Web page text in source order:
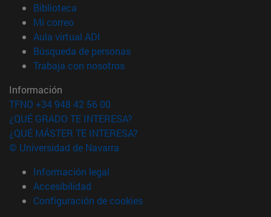
Biblioteca
Mi correo(abre en nueva ventana)
Aula virtual ADI
Búsqueda de personas(abre en nueva ventana)
Trabaja con nosotros(abre en nueva ventana)
Información
TFNO +34 948 42 56 00
¿QUÉ GRADO TE INTERESA?
¿QUÉ MÁSTER TE INTERESA?
© Universidad de Navarra
Información legal
Accesibilidad
Configuración de cookies